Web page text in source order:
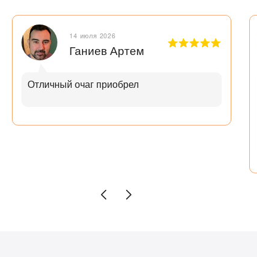
14 июля 2026
Ганиев Артем
Отличный очаг приобрел